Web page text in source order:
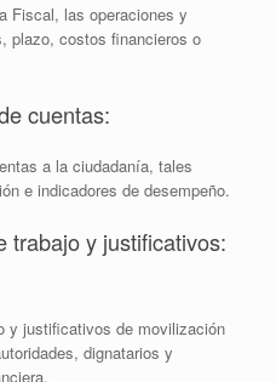
Fiscal, las operaciones y
plazo, costos financieros o
cuentas:
a la ciudadanía, tales
e indicadores de desempeño.
trabajo y justificativos:
y justificativos de movilización
dignatarios y